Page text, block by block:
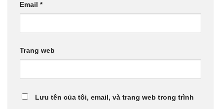
Email *
Trang web
Lưu tên của tôi, email, và trang web trong trình